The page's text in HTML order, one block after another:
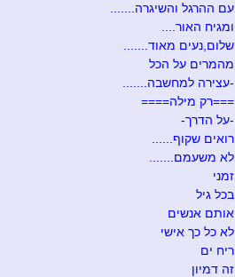
עם ההרגל והשיגרה.......
ומגיח האור....
שלום,נעים מאוד.......
מהמרים על הכל
-עצירה למחשבה.......
===רק מילה====
-על הדרך-
רואים שקוף......
לא משעמם.......
זמני
בכל גיל
אותם אנשים
לא כל כך אישי
ריח ים
זה דמיון